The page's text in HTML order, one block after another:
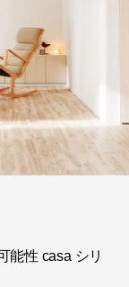
能性 casa シリ